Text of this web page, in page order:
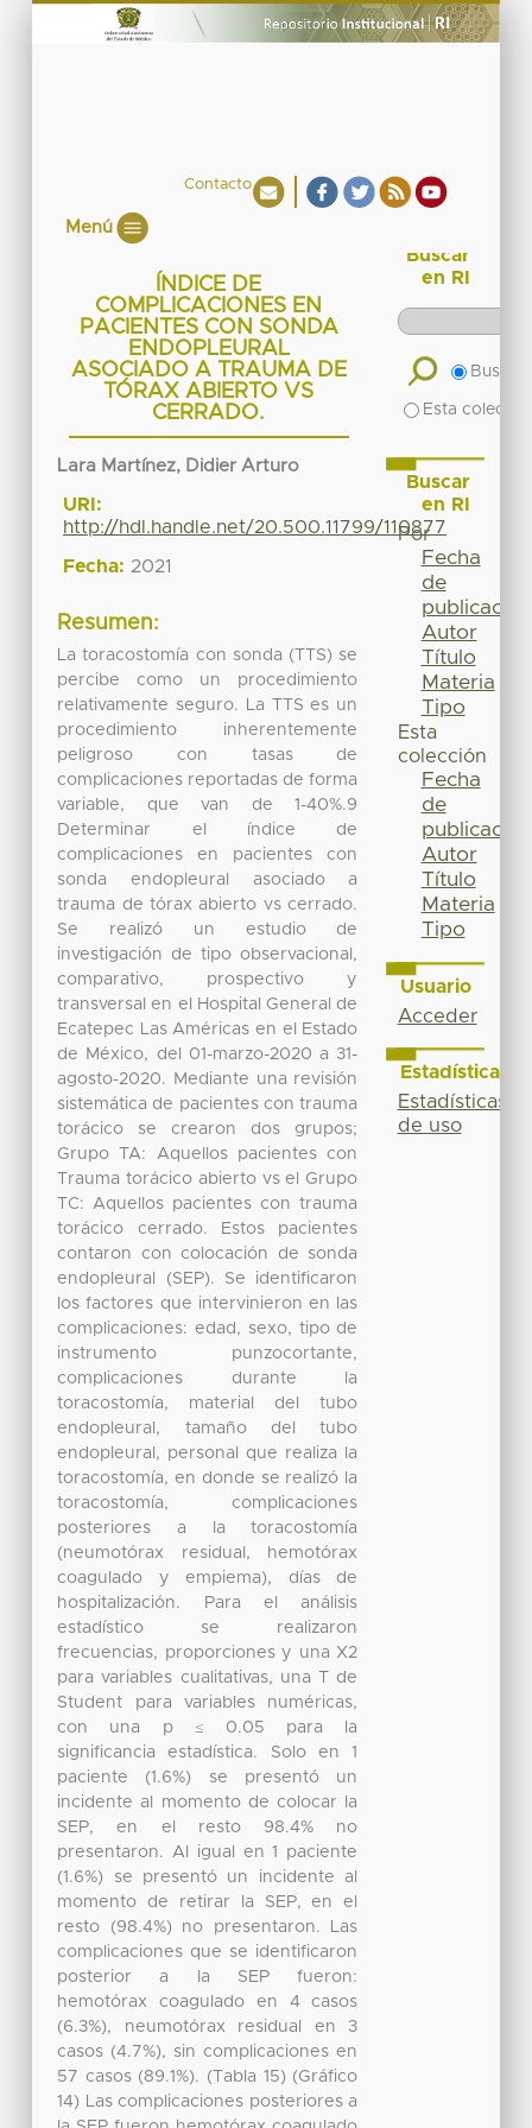
Contacto
Menú
ÍNDICE DE
COMPLICACIONES EN
PACIENTES CON SONDA
ENDOPLEURAL
ASOCIADO A TRAUMA DE
TÓRAX ABIERTO VS
CERRADO.
Lara Martínez, Didier Arturo
URI:
http://hdl.handle.net/20.500.11799/110877
Fecha: 2021
Resumen:
La toracostomía con sonda (TTS) se
percibe como un procedimiento
relativamente seguro. La TTS es un
procedimiento inherentemente
peligroso con tasas de
complicaciones reportadas de forma
variable, que van de 1-40%.9
Determinar el índice de
complicaciones en pacientes con
sonda endopleural asociado a
trauma de tórax abierto vs cerrado.
Se realizó un estudio de
investigación de tipo observacional,
comparativo, prospectivo y
transversal en el Hospital General de
Ecatepec Las Américas en el Estado
de México, del 01-marzo-2020 a 31-
agosto-2020. Mediante una revisión
sistemática de pacientes con trauma
torácico se crearon dos grupos;
Grupo TA: Aquellos pacientes con
Trauma torácico abierto vs el Grupo
TC: Aquellos pacientes con trauma
torácico cerrado. Estos pacientes
contaron con colocación de sonda
endopleural (SEP). Se identificaron
los factores que intervinieron en las
complicaciones: edad, sexo, tipo de
instrumento punzocortante,
complicaciones durante la
toracostomía, material del tubo
endopleural, tamaño del tubo
endopleural, personal que realiza la
toracostomía, en donde se realizó la
toracostomía, complicaciones
posteriores a la toracostomía
(neumotórax residual, hemotórax
coagulado y empiema), días de
hospitalización. Para el análisis
estadístico se realizaron
frecuencias, proporciones y una X2
para variables cualitativas, una T de
Student para variables numéricas,
con una p ≤ 0.05 para la
significancia estadística. Solo en 1
paciente (1.6%) se presentó un
incidente al momento de colocar la
SEP, en el resto 98.4% no
presentaron. Al igual en 1 paciente
(1.6%) se presentó un incidente al
momento de retirar la SEP, en el
resto (98.4%) no presentaron. Las
complicaciones que se identificaron
posterior a la SEP fueron:
hemotórax coagulado en 4 casos
(6.3%), neumotórax residual en 3
casos (4.7%), sin complicaciones en
57 casos (89.1%). (Tabla 15) (Gráfico
14) Las complicaciones posteriores a
Buscar
en RI
Buscar
Esta
Buscar
en RI
Por
Fecha
de
publicación
Autor
Título
Materia
Tipo
Esta
colección
Fecha
de
publicación
Autor
Título
Materia
Tipo
Usuario
Acceder
Estadísticas
Estadísticas
de uso